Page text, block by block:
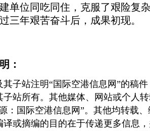
单位同吃同住，克服了艰险复
三年艰苦奋斗后，成果初现。
：
站注明“国际空港信息网”的稿件
子站所有。其他媒体、网站或个人
：国际空港信息网”。其他均转载
译或摘编的目的在于传递更多信息